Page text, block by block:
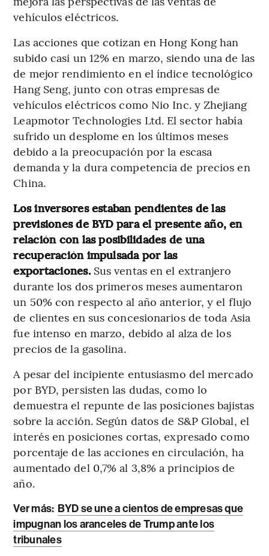
vehículos eléctricos.
Las acciones que cotizan en Hong Kong han
subido casi un 12% en marzo, siendo una de las
de mejor rendimiento en el índice tecnológico
Hang Seng, junto con otras empresas de
vehículos eléctricos como Nio Inc. y Zhejiang
Leapmotor Technologies Ltd. El sector había
sufrido un desplome en los últimos meses
debido a la preocupación por la escasa
demanda y la dura competencia de precios en
China.
Los inversores estaban pendientes de las
previsiones de BYD para el presente año, en
relación con las posibilidades de una
recuperación impulsada por las
exportaciones.Sus ventas en el extranjero
durante los dos primeros meses aumentaron
un 50% con respecto al año anterior, y el flujo
de clientes en sus concesionarios de toda Asia
fue intenso en marzo, debido al alza de los
precios de la gasolina.
A pesar del incipiente entusiasmo del mercado
por BYD, persisten las dudas, como lo
demuestra el repunte de las posiciones bajistas
sobre la acción. Según datos de S&P Global, el
interés en posiciones cortas, expresado como
porcentaje de las acciones en circulación, ha
aumentado del 0,7% al 3,8% a principios de
año.
Ver más: BYD se une a cientos de empresas que
impugnan los aranceles de Trump ante los
tribunales